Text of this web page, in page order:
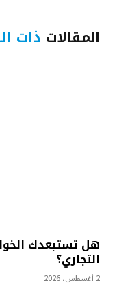
المقالات ذات
هل تستبعدك
التجاري؟
2 أغسطس، 2026